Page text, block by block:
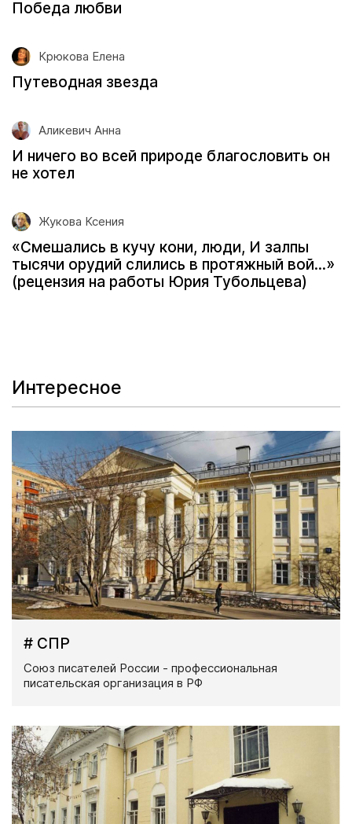
Победа любви
Крюкова Елена
Путеводная звезда
Аликевич Анна
И ничего во всей природе благословить он
не хотел
Жукова Ксения
«Смешались в кучу кони, люди, И залпы
тысячи орудий слились в протяжный вой...»
(рецензия на работы Юрия Тубольцева)
Интересное
# СПР
Союз писателей России - профессиональная
писательская организация в РФ